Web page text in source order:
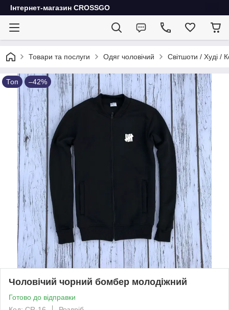
Інтернет-магазин CROSSGO
Товари та послуги Одяг чоловічий Світшоти / Худі /
Топ –42%
Чоловічий чорний бомбер молодіжний
Готово до відправки